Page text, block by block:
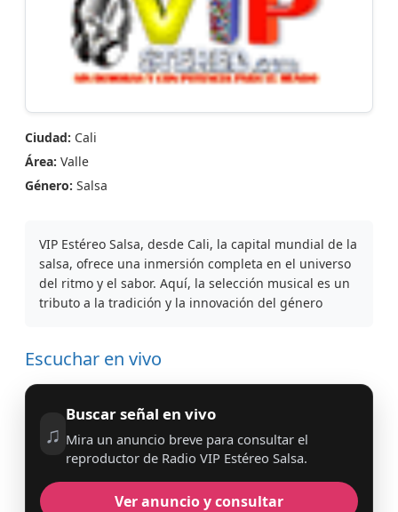
Ciudad: Cali
Área: Valle
Género: Salsa
VIP Estéreo Salsa, desde Cali, la capital mundial de la
salsa, ofrece una inmersión completa en el universo
del ritmo y el sabor. Aquí, la selección musical es un
tributo a la tradición y la innovación del género
Escuchar en vivo
♫
Buscar señal en vivo
Mira un anuncio breve para consultar el
reproductor de Radio VIP Estéreo Salsa.
Ver anuncio y consultar